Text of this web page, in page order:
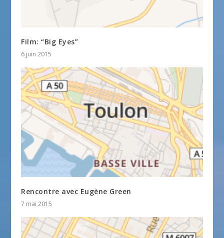
Film: “Big Eyes”
6 juin 2015
Rencontre avec Eugène Green
7 mai 2015